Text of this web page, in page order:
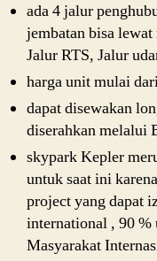
ada 4 jalur
jembatan bisa
Jalur RTS, Jalur
harga unit mulai
dapat disewakan
diserahkan melalui
skypark Kepler
untuk saat ini
project yang dapat
international , 90
Masyarakat